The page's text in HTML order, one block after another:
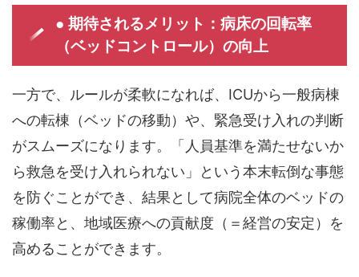
● 期待されるメリット：病床の回転率
（ベッドコントロール）の向上
一方で、ルールが柔軟になれば、ICUから一般病棟
への転棟（ベッドの移動）や、緊急受け入れの判断
がスムーズになります。「人員基準を満たせないか
ら救急を受け入れられない」という本末転倒な事態
を防ぐことができ、結果として病院全体のベッドの
稼働率と、地域医療への貢献度（＝経営の安定）を
高めることができます。